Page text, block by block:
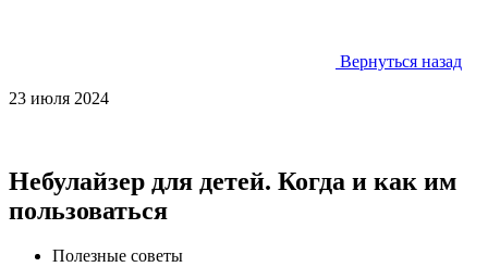
Вернуться назад
23 июля 2024
Небулайзер для детей. Когда и как им
пользоваться
Полезные советы